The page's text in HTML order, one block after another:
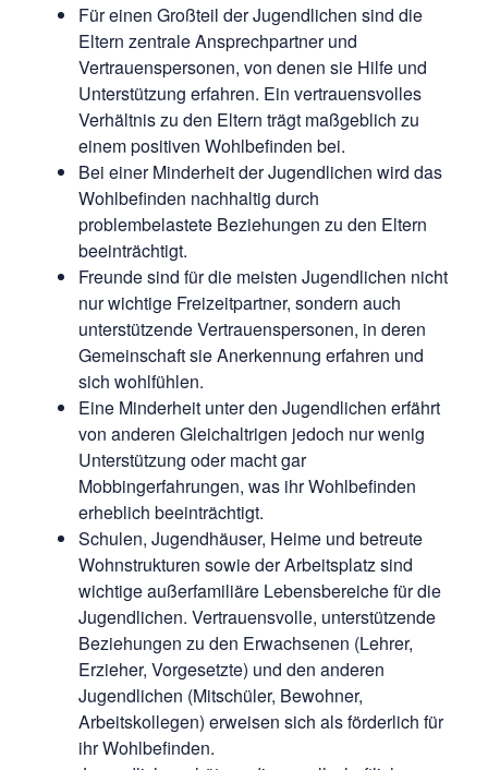
Für einen Großteil der Jugendlichen sind die
Eltern zentrale Ansprechpartner und
Vertrauenspersonen, von denen sie Hilfe und
Unterstützung erfahren. Ein vertrauensvolles
Verhältnis zu den Eltern trägt maßgeblich zu
einem positiven Wohlbefinden bei.
Bei einer Minderheit der Jugendlichen wird das
Wohlbefinden nachhaltig durch
problembelastete Beziehungen zu den Eltern
beeinträchtigt.
Freunde sind für die meisten Jugendlichen nicht
nur wichtige Freizeitpartner, sondern auch
unterstützende Vertrauenspersonen, in deren
Gemeinschaft sie Anerkennung erfahren und
sich wohlfühlen.
Eine Minderheit unter den Jugendlichen erfährt
von anderen Gleichaltrigen jedoch nur wenig
Unterstützung oder macht gar
Mobbingerfahrungen, was ihr Wohlbefinden
erheblich beeinträchtigt.
Schulen, Jugendhäuser, Heime und betreute
Wohnstrukturen sowie der Arbeitsplatz sind
wichtige außerfamiliäre Lebensbereiche für die
Jugendlichen. Vertrauensvolle, unterstützende
Beziehungen zu den Erwachsenen (Lehrer,
Erzieher, Vorgesetzte) und den anderen
Jugendlichen (Mitschüler, Bewohner,
Arbeitskollegen) erweisen sich als förderlich für
ihr Wohlbefinden.